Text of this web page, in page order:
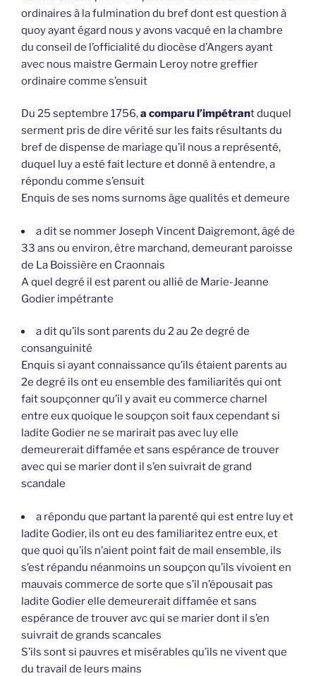
ordinaires à la fulmination du bref dont est question à
quoy ayant égard nous y avons vacqué en la chambre
du conseil de l’officialité du diocèse d’Angers ayant
avec nous maistre Germain Leroy notre greffier
ordinaire comme s’ensuit
Du 25 septembre 1756,a comparu l’impétrant duquel
serment pris de dire vérité sur les faits résultants du
bref de dispense de mariage qu’il nous a représenté,
duquel luy a esté fait lecture et donné à entendre, a
répondu comme s’ensuit
Enquis de ses noms surnoms âge qualités et demeure
a dit se nommer Joseph Vincent Daigremont, âgé de
33 ans ou environ, être marchand, demeurant paroisse
de La Boissière en Craonnais
A quel degré il est parent ou allié de Marie-Jeanne
Godier impétrante
a dit qu’ils sont parents du 2 au 2e degré de
consanguinité
Enquis si ayant connaissance qu’ils étaient parents au
2e degré ils ont eu ensemble des familiarités qui ont
fait soupçonner qu’il y avait eu commerce charnel
entre eux quoique le soupçon soit faux cependant si
ladite Godier ne se marirait pas avec luy elle
demeurerait diffamée et sans espérance de trouver
avec qui se marier dont il s’en suivrait de grand
scandale
a répondu que partant la parenté qui est entre luy et
ladite Godier, ils ont eu des familiaritez entre eux, et
que quoi qu’ils n’aient point fait de mail ensemble, ils
s’est répandu néanmoins un soupçon qu’ils vivoient en
mauvais commerce de sorte que s’il n’épousait pas
ladite Godier elle demeurerait diffamée et sans
espérance de trouver avc qui se marier dont il s’en
suivrait de grands scancales
S’ils sont si pauvres et misérables qu’ils ne vivent que
du travail de leurs mains